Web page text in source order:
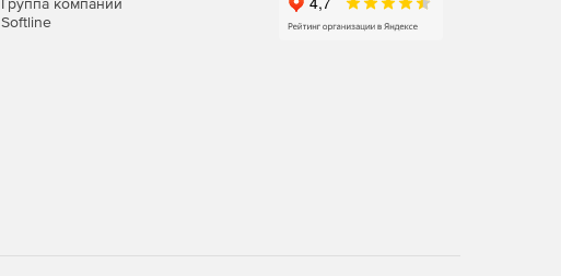
Softline